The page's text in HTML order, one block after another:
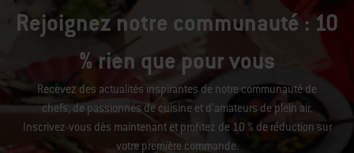
Rejoignez notre communauté : 10
% rien que pour vous
Recevez des actualités inspirantes de notre communauté de
chefs, de passionnés de cuisine et d’amateurs de plein air.
Inscrivez-vous dès maintenant et profitez de 10 % de réduction sur
votre première commande.